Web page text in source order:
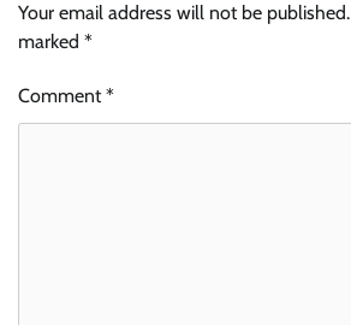
Your email address will not be published.
marked *
Comment*